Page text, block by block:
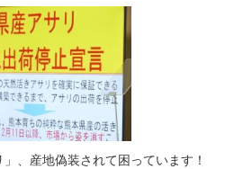
」、産地偽装されて困っています！